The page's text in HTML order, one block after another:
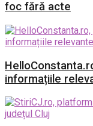
foc fără acte
informațiile